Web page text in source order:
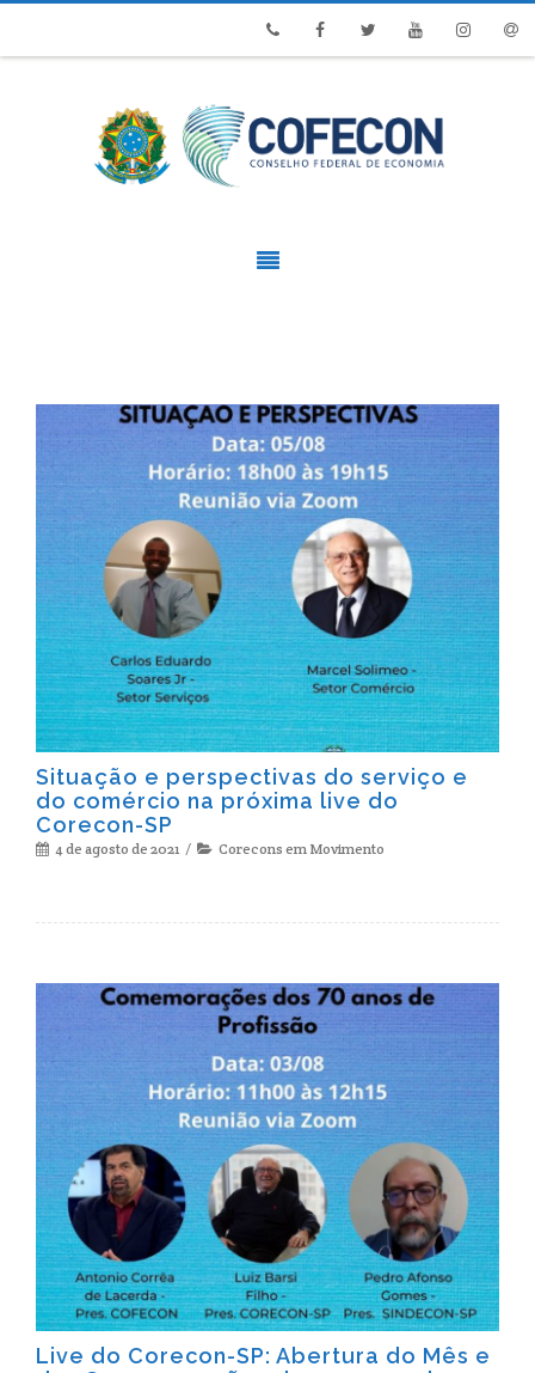
Situação e perspectivas do serviço e
do comércio na próxima live do
Corecon-SP
4 de agosto de 2021 Corecons em Movimento
Live do Corecon-SP: Abertura do Mês e